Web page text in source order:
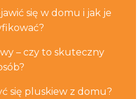
się w domu i jak je
– czy to skuteczny
się pluskiew z domu?